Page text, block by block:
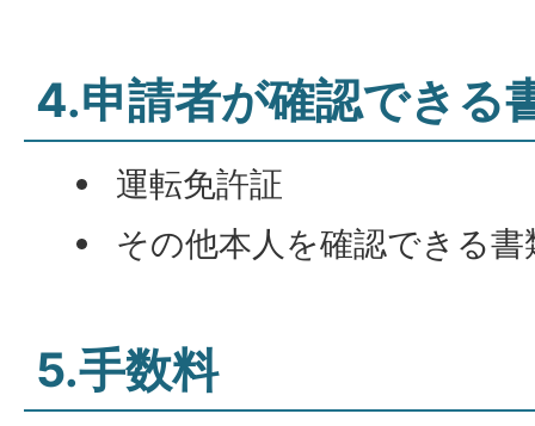
4.申請者が確認できる
運転免許証
その他本人を確認できる書
5.手数料